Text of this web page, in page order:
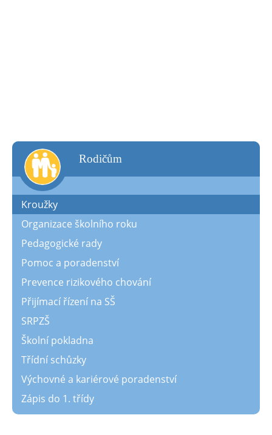
rodičům
Kroužky
Organizace školního roku
Pedagogické rady
Pomoc a poradenství
Prevence rizikového chování
Přijímací řízení na SŠ
SRPZŠ
Školní pokladna
Třídní schůzky
Výchovné a kariérové poradenství
Zápis do 1. třídy